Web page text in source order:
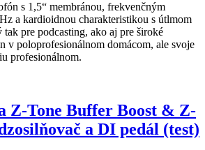
s 1,5“ membránou, frekvenčným
a kardioidnou charakteristikou s útlmom
pre podcasting, ako aj pre široké
v poloprofesionálnom domácom, ale svoje
profesionálnom.
Z-Tone Buffer Boost & Z-
a DI pedál (test)